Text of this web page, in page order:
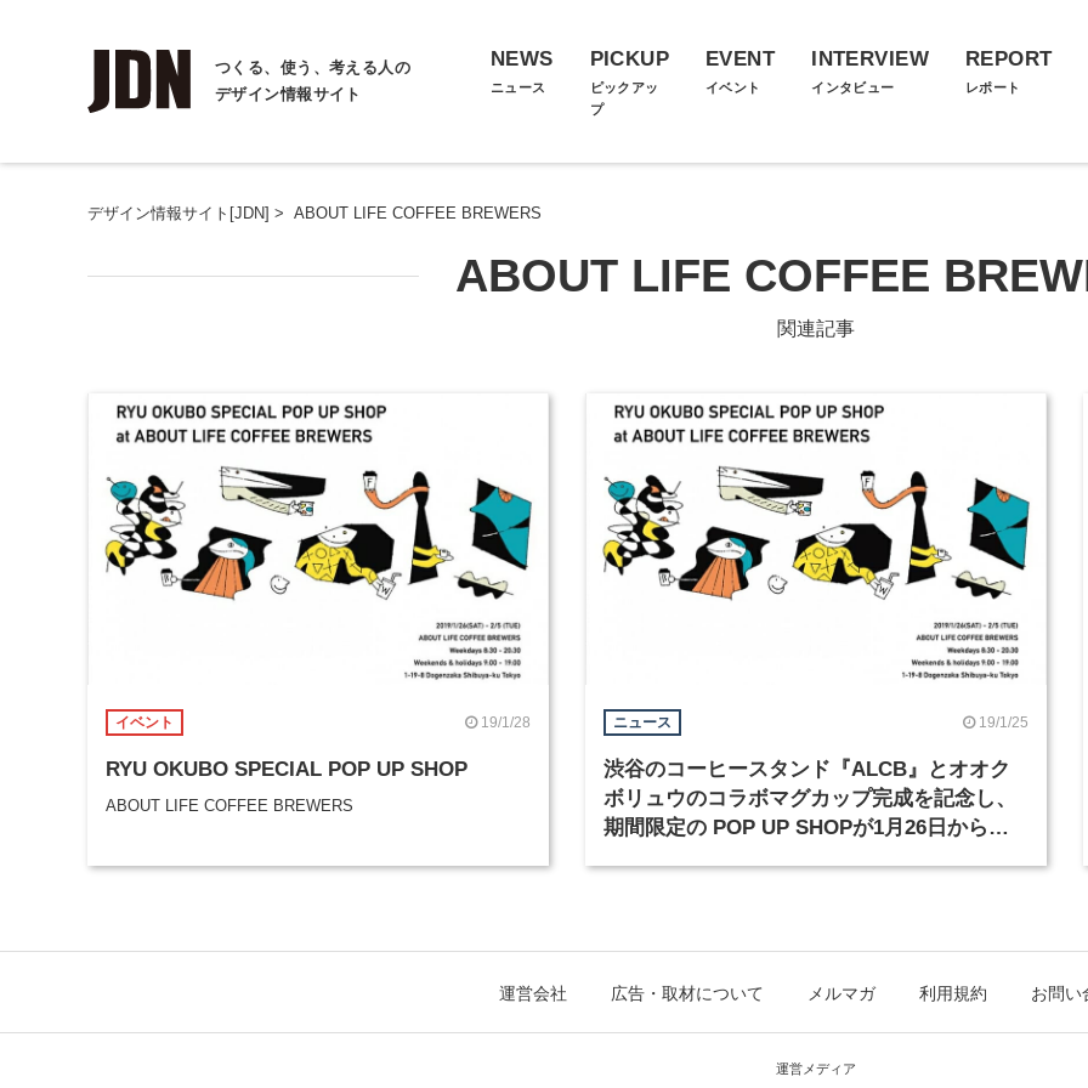
つくる、使う、考える人の
デザイン情報サイト
NEWS
ニュース
PICKUP
ピックアッ
プ
EVENT
イベント
INTERVIEW
インタビュー
REPORT
レポート
デザイン情報サイト[JDN] > ABOUT LIFE COFFEE BREWERS
ABOUT LIFE COFFEE
関連記事
イベント 19/1/28
RYU OKUBO SPECIAL POP UP SHOP
ABOUT LIFE COFFEE BREWERS
ニュース 19/1/25
渋谷のコーヒースタンド『ALCB』とオオク
ボリュウのコラボマグカップ完成を記念し、
期間限定の POP UP SHOPが1月26日からオ
運営会社 広告・取材について メルマガ 利用規約 お問い
運営メディア